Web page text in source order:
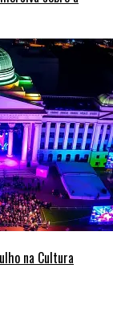
na Cultura